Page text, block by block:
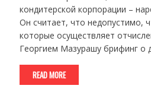
кондитерской корпорации –
Он считает, что недопустимо,
которые осуществляет
Георгием Мазурашу брифинг о
READ MORE